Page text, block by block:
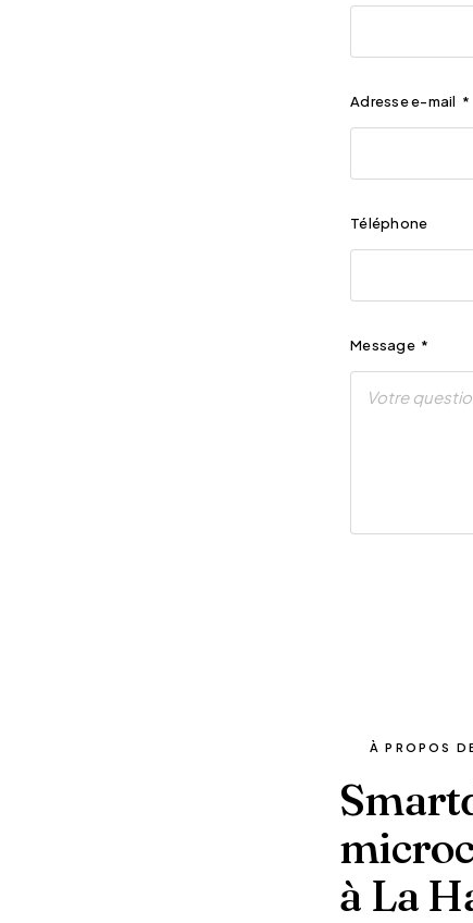
Adresse e-mail *
Téléphone
Message *
À PROPOS
à La